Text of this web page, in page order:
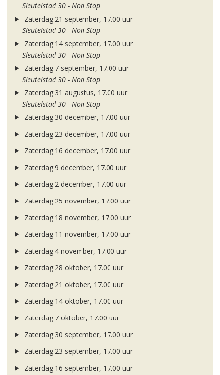
Sleutelstad 30 - Non Stop
Zaterdag 21 september, 17.00 uur
Sleutelstad 30 - Non Stop
Zaterdag 14 september, 17.00 uur
Sleutelstad 30 - Non Stop
Zaterdag 7 september, 17.00 uur
Sleutelstad 30 - Non Stop
Zaterdag 31 augustus, 17.00 uur
Sleutelstad 30 - Non Stop
Zaterdag 30 december, 17.00 uur
Zaterdag 23 december, 17.00 uur
Zaterdag 16 december, 17.00 uur
Zaterdag 9 december, 17.00 uur
Zaterdag 2 december, 17.00 uur
Zaterdag 25 november, 17.00 uur
Zaterdag 18 november, 17.00 uur
Zaterdag 11 november, 17.00 uur
Zaterdag 4 november, 17.00 uur
Zaterdag 28 oktober, 17.00 uur
Zaterdag 21 oktober, 17.00 uur
Zaterdag 14 oktober, 17.00 uur
Zaterdag 7 oktober, 17.00 uur
Zaterdag 30 september, 17.00 uur
Zaterdag 23 september, 17.00 uur
Zaterdag 16 september, 17.00 uur